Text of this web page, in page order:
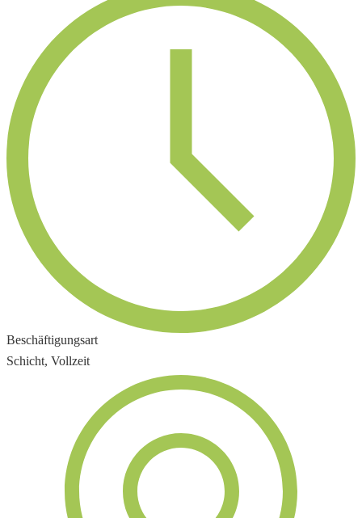
Beschäftigungsart
Schicht, Vollzeit